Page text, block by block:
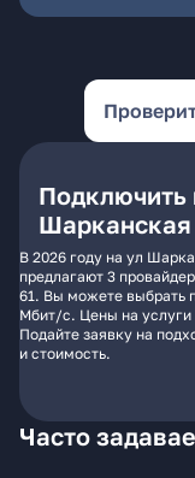
Подключить
В 2026 году на ул
предлагают 3
61. Вы можете выбрать
Мбит/с. Цены на услуги
Подайте заявку на
и стоимость.
Часто